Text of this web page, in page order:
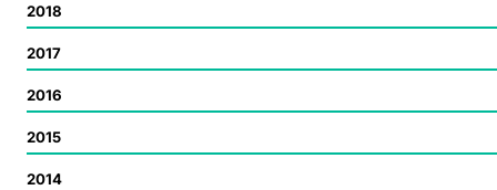
2018
2017
2016
2015
2014